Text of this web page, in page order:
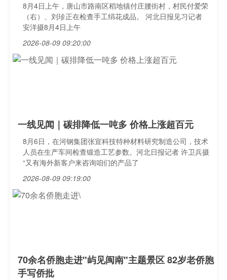
8月4日上午，唐山市路南区稻地镇付庄腰街村，村民付爱荣
（右）、刘珍正在检查手工绢花成品。 河北日报见习记者
安洋摄8月4日上午
2026-08-09 09:20:00
一线见闻｜碳排降低一吨多 价格上涨超百元
8月6日，在河钢集团张宣科技特种材料研究制造公司，技术
人员在生产车间检查锻造工艺参数。河北日报记者 许卫兵摄
“又有海外新客户来咨询咱们的产品了
2026-08-09 09:19:00
70余名侨胞走进"屿见闽南"主题景区 82岁老侨胞
手写侨批